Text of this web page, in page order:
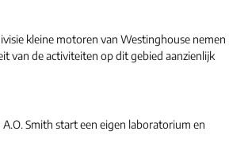
kleine motoren van Westinghouse nemen
van de activiteiten op dit gebied aanzienlijk
Smith start een eigen laboratorium en